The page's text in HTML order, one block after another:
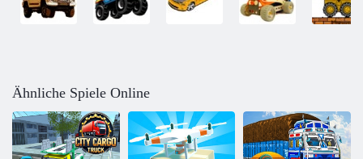
Ähnliche Spiele Online